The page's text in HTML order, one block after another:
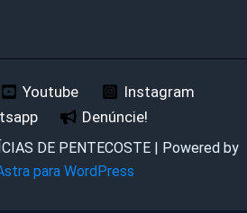
Youtube
Instagram
Denúncie!
DE PENTECOSTE | Powered by
para WordPress